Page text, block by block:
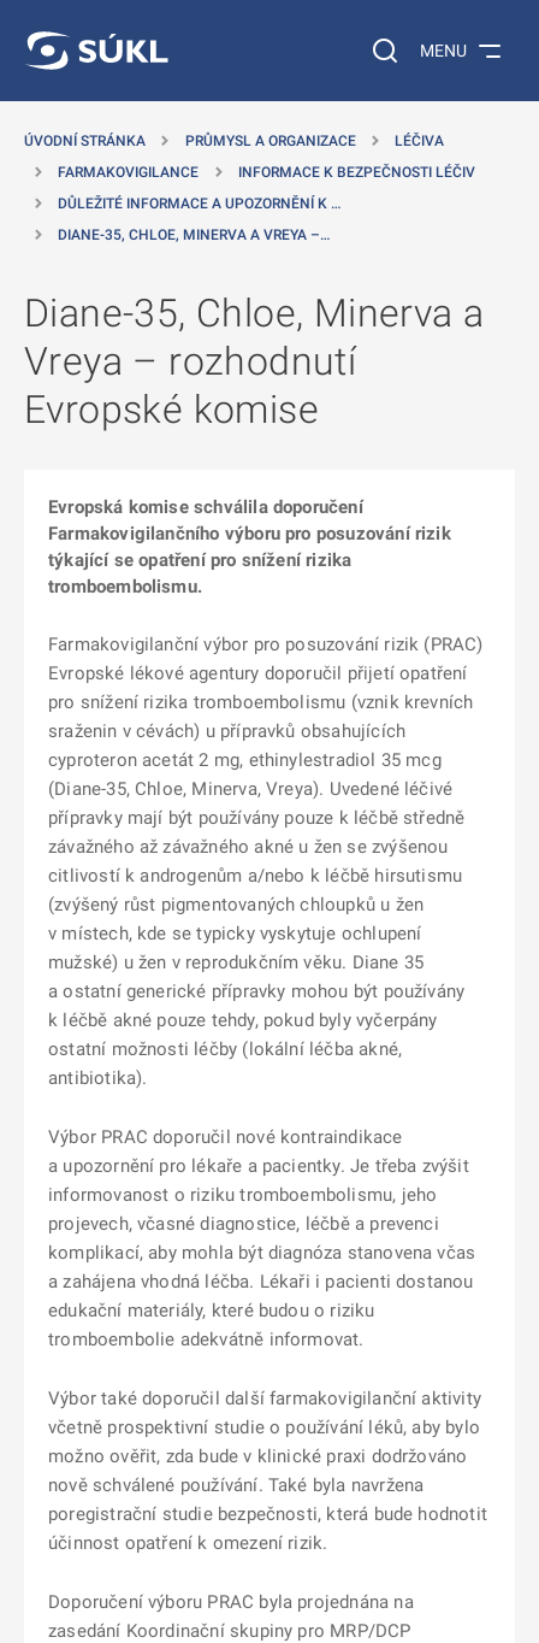
Vyhledávání na
MENU
ÚVODNÍ STRÁNKA PRŮMYSL A ORGANIZACE
LÉČIVA
FARMAKOVIGILANCE
INFORMACE K BEZPEČNOSTI LÉČIV
DŮLEŽITÉ INFORMACE A UPOZORNĚNÍ K …
DIANE-35, CHLOE, MINERVA A VREYA –…
Diane-35, Chloe, Minerva a
Vreya – rozhodnutí
Evropské komise
Evropská komise schválila doporučení
Farmakovigilančního výboru pro posuzování rizik
týkající se opatření pro snížení rizika
tromboembolismu.
Farmakovigilanční výbor pro posuzování rizik (PRAC)
Evropské lékové agentury doporučil přijetí opatření
pro snížení rizika tromboembolismu (vznik krevních
sraženin v cévách) u přípravků obsahujících
cyproteron acetát 2 mg, ethinylestradiol 35 mcg
(Diane-35, Chloe, Minerva, Vreya). Uvedené léčivé
přípravky mají být používány pouze k léčbě středně
závažného až závažného akné u žen se zvýšenou
citlivostí k androgenům a/nebo k léčbě hirsutismu
(zvýšený růst pigmentovaných chloupků u žen
v místech, kde se typicky vyskytuje ochlupení
mužské) u žen v reprodukčním věku. Diane 35
a ostatní generické přípravky mohou být používány
k léčbě akné pouze tehdy, pokud byly vyčerpány
ostatní možnosti léčby (lokální léčba akné,
antibiotika).
Výbor PRAC doporučil nové kontraindikace
a upozornění pro lékaře a pacientky. Je třeba zvýšit
informovanost o riziku tromboembolismu, jeho
projevech, včasné diagnostice, léčbě a prevenci
komplikací, aby mohla být diagnóza stanovena včas
a zahájena vhodná léčba. Lékaři i pacienti dostanou
edukační materiály, které budou o riziku
tromboembolie adekvátně informovat.
Výbor také doporučil další farmakovigilanční aktivity
včetně prospektivní studie o používání léků, aby bylo
možno ověřit, zda bude v klinické praxi dodržováno
nově schválené používání. Také byla navržena
poregistrační studie bezpečnosti, která bude hodnotit
účinnost opatření k omezení rizik.
Doporučení výboru PRAC byla projednána na
zasedání Koordinační skupiny pro MRP/DCP